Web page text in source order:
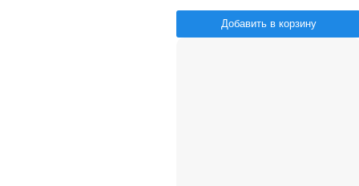
Добавить в корзину